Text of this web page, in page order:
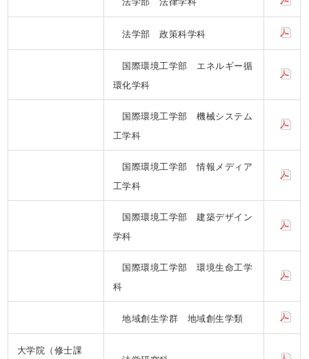
法学部 政策科学科
国際環境工学部 エネルギー循
環化学科
国際環境工学部 機械システム
工学科
国際環境工学部 情報メディア
工学科
国際環境工学部 建築デザイン
学科
国際環境工学部 環境生命工学
科
地域創生学群 地域創生学類
大学院（修士課